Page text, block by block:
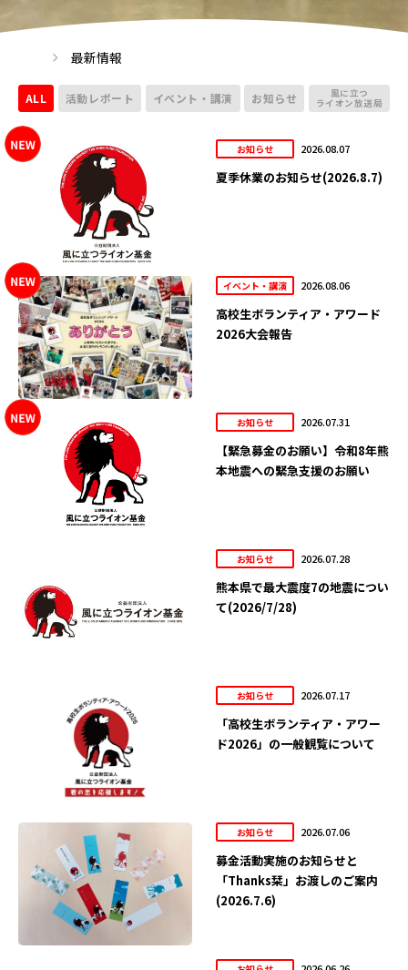
最新情報
ALL 活動レポート イベント・講演 お知らせ 風に立つ
ライオン放送局
お知らせ 2026.08.07
夏季休業のお知らせ(2026.8.7)
イベント・講演 2026.08.06
高校生ボランティア・アワード
2026大会報告
お知らせ 2026.07.31
【緊急募金のお願い】令和8年熊
本地震への緊急支援のお願い
お知らせ 2026.07.28
熊本県で最大震度7の地震につい
て(2026/7/28)
お知らせ 2026.07.17
「高校生ボランティア・アワー
ド2026」の一般観覧について
お知らせ 2026.07.06
募金活動実施のお知らせと
「Thanks栞」お渡しのご案内
(2026.7.6)